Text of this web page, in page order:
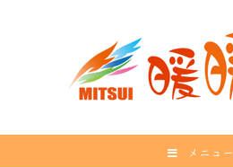
メニュー